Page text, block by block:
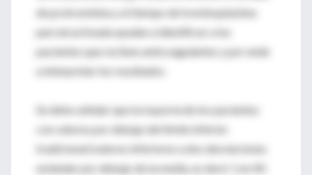
de protrombina y el tiempo de tromboplastina
parcial activada ayudan a identificar a los
pacientes que reciben anticoagulantes y por ende
a interpretar los resultados.
Se debe señalar que la mayoría de los pacientes
con valores por debajo del límite inferior
tradicional (valores inferiores a dos desviaciones
estándar por debajo de la media, es decir 1 en 40